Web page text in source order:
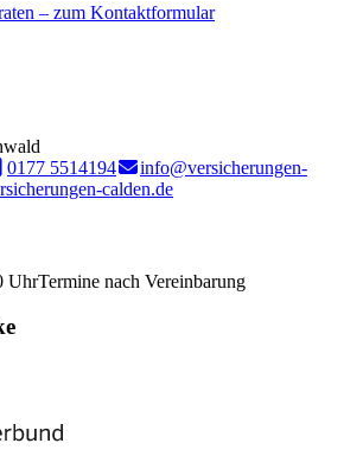
– zum Kontaktformular
0177 5514194
info@versicherungen-
calden.de
UhrTermine nach Vereinbarung